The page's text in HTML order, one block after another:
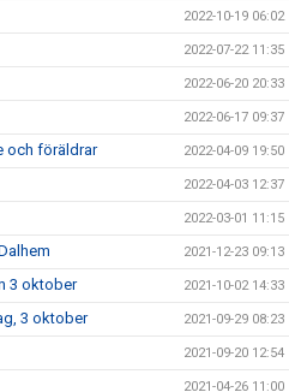
2022-10-19 06:02
2022-07-22 11:35
2022-06-20 20:33
2022-06-17 09:37
och föräldrar 2022-04-09 19:50
2022-04-03 12:37
2022-03-01 11:15
2021-12-23 09:13
3 oktober 2021-10-02 14:33
3 oktober 2021-09-29 08:23
2021-09-20 12:54
2021-04-26 11:00